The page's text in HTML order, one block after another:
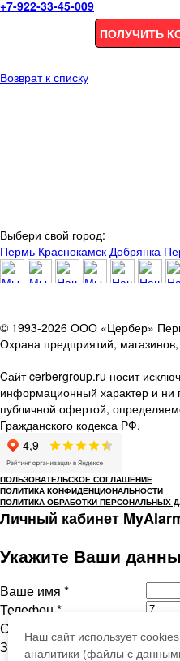
+7-922-33-45-009
ПОЛУЧИТЬ
Возврат к списку
Выбери свой город:
Пермь Краснокамск Добрянка
© 1993-2026 ООО «Цербер»
Охрана предприятий,
Cайт cerbergroup.ru носит
информационный характер и ни
публичной офертой,
Гражданского кодекса РФ.
ПОЛЬЗОВАТЕЛЬСКОЕ СОГЛАШЕНИЕ
ПОЛИТИКА КОНФИДЕНЦИОНАЛЬНОСТИ
ПОЛИТИКА ОБРАБОТКИ ПЕРСОНАЛЬНЫХ
Личный кабинет
Укажите Ваши
Ваше имя *
Телефон *
Сообщение
Защита от
Наш сайт использует
аналитики (файлы с